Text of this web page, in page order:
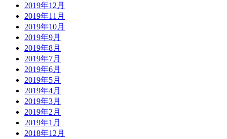
2019年12月
2019年11月
2019年10月
2019年9月
2019年8月
2019年7月
2019年6月
2019年5月
2019年4月
2019年3月
2019年2月
2019年1月
2018年12月